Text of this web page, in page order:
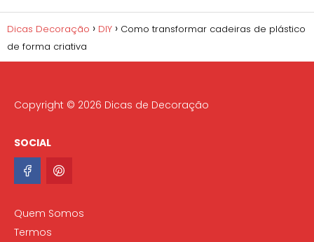
Dicas Decoração DIY
Como transformar cadeiras de plástico
de forma criativa
Copyright © 2026 Dicas de Decoração
SOCIAL
Quem Somos
Termos